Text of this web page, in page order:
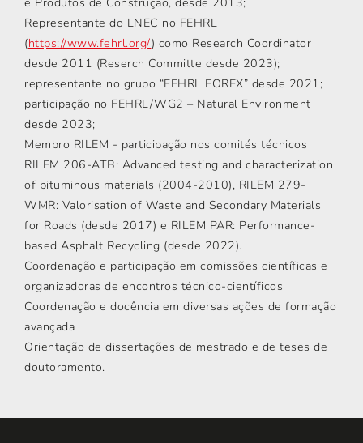
Representante do LNEC no FEHRL
(https://www.fehrl.org/) como Research Coordinator
desde 2011 (Reserch Committe desde 2023);
representante no grupo “FEHRL FOREX” desde 2021;
participação no FEHRL/WG2 – Natural Environment
desde 2023;
Membro RILEM - participação nos comités técnicos
RILEM 206-ATB: Advanced testing and characterization
of bituminous materials (2004-2010), RILEM 279-
WMR: Valorisation of Waste and Secondary Materials
for Roads (desde 2017) e RILEM PAR: Performance-
based Asphalt Recycling (desde 2022).
Coordenação e participação em comissões científicas e
organizadoras de encontros técnico-científicos
Coordenação e docência em diversas ações de formação
avançada
Orientação de dissertações de mestrado e de teses de
doutoramento.